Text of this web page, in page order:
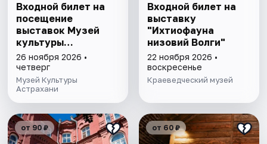
Входной билет на
посещение
выставок Музей
культуры
Астрахани
26 ноября 2026 •
четверг
Музей Культуры
Астрахани
Входной билет на
выставку
"Ихтиофауна
низовий Волги"
22 ноября 2026 •
воскресенье
Краеведческий музей
от 90 ₽ от 60 ₽